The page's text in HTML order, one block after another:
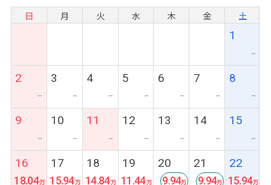
日 月 火 水 木 金 土
1
ー
2
ー
3
ー
4
ー
5
ー
6
ー
7
ー
8
ー
9
ー
10
ー
11
ー
12
ー
13
ー
14
ー
15
ー
16
18.04
17
15.94
18
14.84
19
11.44
20
9.94
21
9.94
22
15.94